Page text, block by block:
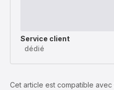
Service client
dédié
Cet article est compatible avec